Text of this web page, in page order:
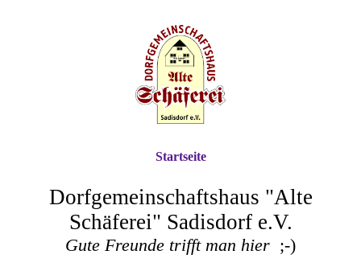
Dorfgemeinschaftshaus "Alte
Schäferei" Sadisdorf e.V.
Gute Freunde trifft man hier ;-)
Startseite